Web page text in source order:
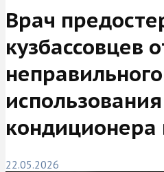
Врач
кузбассовцев
неправильного
использования
кондиционера
22.05.2026